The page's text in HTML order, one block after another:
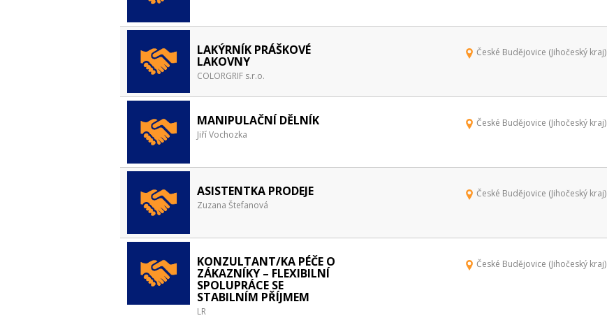
LAKÝRNÍK PRÁŠKOVÉ
LAKOVNY
COLORGRIF s.r.o.
České Budějovice (Jihočeský kraj)
MANIPULAČNÍ DĚLNÍK
Jiří Vochozka
České Budějovice (Jihočeský kraj)
ASISTENTKA PRODEJE
Zuzana Štefanová
České Budějovice (Jihočeský kraj)
KONZULTANT/KA PÉČE O
ZÁKAZNÍKY – FLEXIBILNÍ
SPOLUPRÁCE SE
STABILNÍM PŘÍJMEM
LR
České Budějovice (Jihočeský kraj)